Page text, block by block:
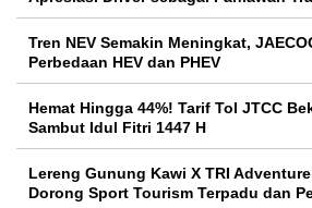
Tren NEV Semakin Meningkat,
Perbedaan HEV dan PHEV
Hemat Hingga 44%! Tarif Tol JTCC
Sambut Idul Fitri 1447 H
Lereng Gunung Kawi X TRI
Dorong Sport Tourism Terpadu dan